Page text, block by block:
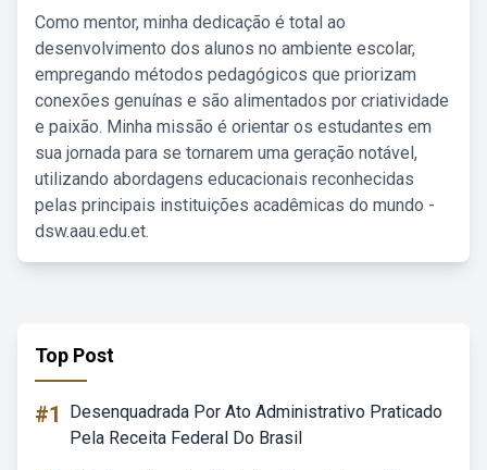
Como mentor, minha dedicação é total ao
desenvolvimento dos alunos no ambiente escolar,
empregando métodos pedagógicos que priorizam
conexões genuínas e são alimentados por criatividade
e paixão. Minha missão é orientar os estudantes em
sua jornada para se tornarem uma geração notável,
utilizando abordagens educacionais reconhecidas
pelas principais instituições acadêmicas do mundo -
dsw.aau.edu.et.
Top Post
#1
Desenquadrada Por Ato Administrativo Praticado
Pela Receita Federal Do Brasil